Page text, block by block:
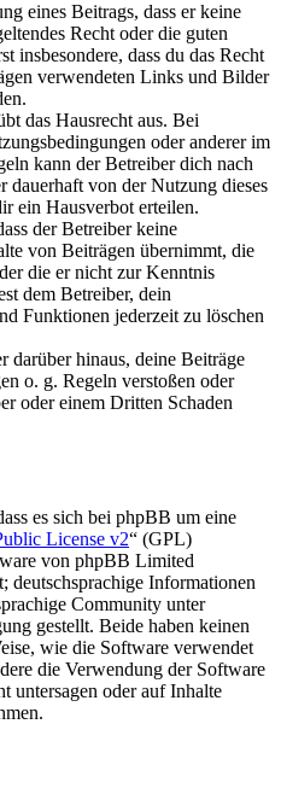
eines Beitrags, dass er keine
Recht oder die guten
insbesondere, dass du das Recht
verwendeten Links und Bilder
das Hausrecht aus. Bei
oder anderer im
kann der Betreiber dich nach
dauerhaft von der Nutzung dieses
ein Hausverbot erteilen.
der Betreiber keine
von Beiträgen übernimmt, die
die er nicht zur Kenntnis
dem Betreiber, dein
Funktionen jederzeit zu löschen
darüber hinaus, deine Beiträge
o. g. Regeln verstoßen oder
oder einem Dritten Schaden
es sich bei phpBB um eine
License v2“ (GPL)
von phpBB Limited
deutschsprachige Informationen
Community unter
gestellt. Beide haben keinen
wie die Software verwendet
die Verwendung der Software
untersagen oder auf Inhalte